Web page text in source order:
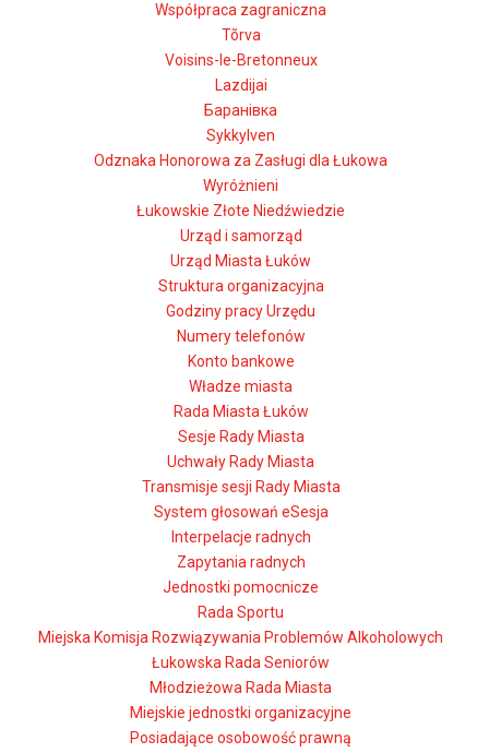
Współpraca zagraniczna
Tõrva
Voisins-le-Bretonneux
Lazdijai
Баранівка
Sykkylven
Odznaka Honorowa za Zasługi dla Łukowa
Wyróżnieni
Łukowskie Złote Niedźwiedzie
Urząd i samorząd
Urząd Miasta Łuków
Struktura organizacyjna
Godziny pracy Urzędu
Numery telefonów
Konto bankowe
Władze miasta
Rada Miasta Łuków
Sesje Rady Miasta
Uchwały Rady Miasta
Transmisje sesji Rady Miasta
System głosowań eSesja
Interpelacje radnych
Zapytania radnych
Jednostki pomocnicze
Rada Sportu
Miejska Komisja Rozwiązywania Problemów Alkoholowych
Łukowska Rada Seniorów
Młodzieżowa Rada Miasta
Miejskie jednostki organizacyjne
Posiadające osobowość prawną